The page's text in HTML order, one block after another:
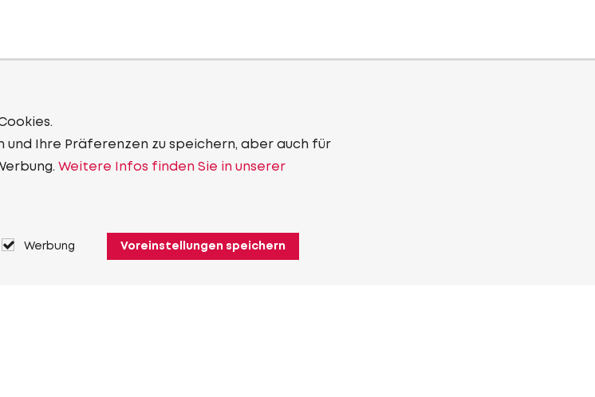
Ihre Präferenzen zu speichern, aber auch für
Weitere Infos finden Sie in unserer
Werbung Voreinstellungen speichern